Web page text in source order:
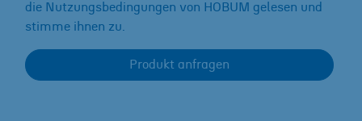
die Nutzungsbedingungen von HOBUM gelesen und
stimme ihnen zu.